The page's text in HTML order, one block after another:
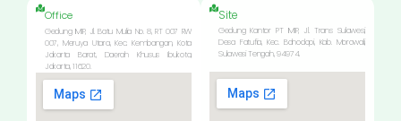
Office
Gedung IMIP, Jl. Batu Mulia No. 8, RT 007 RW
007, Meruya Utara, Kec. Kembangan, Kota
Jakarta Barat, Daerah Khusus Ibukota,
Jakarta, 11620.
Site
Gedung Kantor PT IMIP, Jl. Trans Sulawesi,
Desa Fatufia, Kec. Bahodopi, Kab. Morowali,
Sulawesi Tengah, 94974.